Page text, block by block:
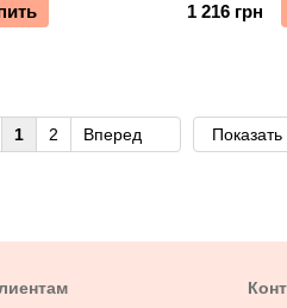
1 216 грн
1 2 Вперед Показать